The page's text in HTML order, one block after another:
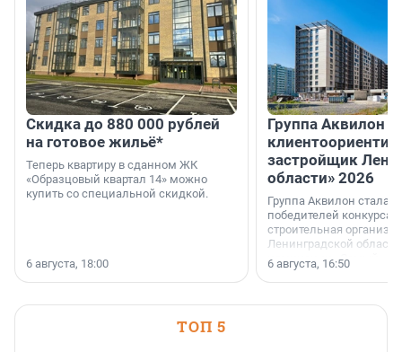
Скидка до 880 000 рублей
на готовое жильё*
Теперь квартиру в сданном ЖК
«Образцовый квартал 14» можно
купить со специальной скидкой.
6 августа, 18:00
Группа Аквилон
застройщик
области» 2026
Группа Аквилон стала
победителей конкурса
строительная
Ленинградской области
номинации «Самый
застройщик
области».
6 августа, 16:50
ТОП 5